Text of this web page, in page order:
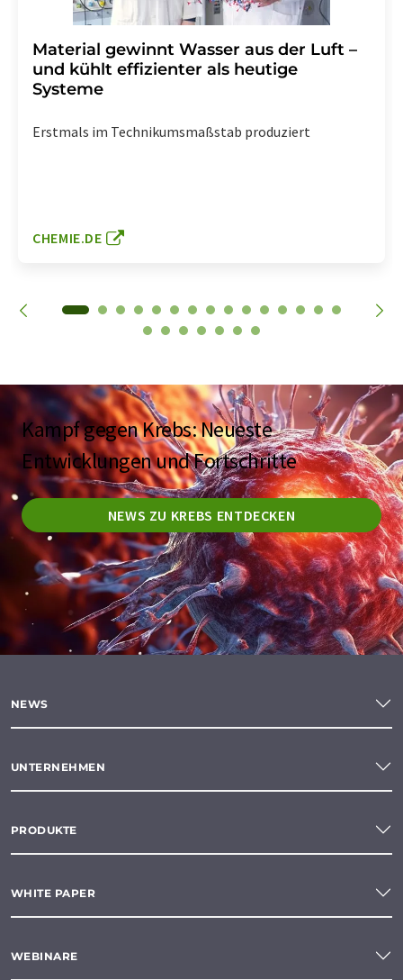
Material gewinnt Wasser aus der Luft –
und kühlt effizienter als heutige
Systeme
Erstmals im Technikumsmaßstab produziert
CHEMIE.DE
Kampf gegen Krebs: Neueste
Entwicklungen und Fortschritte
NEWS ZU KREBS ENTDECKEN
NEWS
UNTERNEHMEN
PRODUKTE
WHITE PAPER
WEBINARE